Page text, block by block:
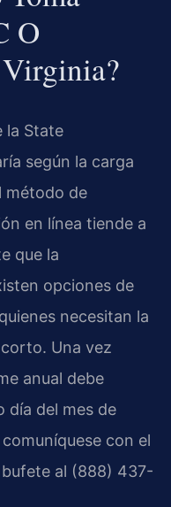
O
la State
según la carga
método de
en línea tiende a
que la
opciones de
necesitan la
Una vez
anual debe
día del mes de
con el
bufete al (888) 437-